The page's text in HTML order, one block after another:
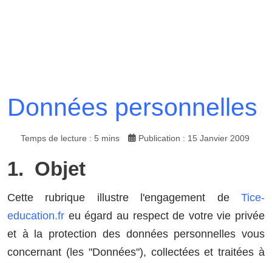
Données personnelles
Temps de lecture : 5 mins Publication : 15 Janvier 2009
1. Objet
Cette rubrique illustre l'engagement de Tice-
education.fr eu égard au respect de votre vie privée
et à la protection des données personnelles vous
concernant (les "Données"), collectées et traitées à